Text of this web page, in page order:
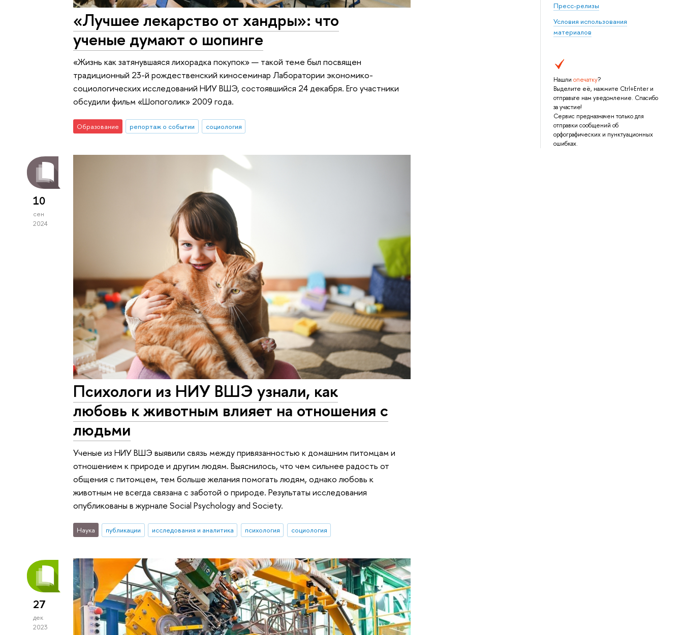
Пресс-релизы
Условия использования
материалов
Нашли опечатку?
Выделите её, нажмите Ctrl+Enter и
отправьте нам уведомление. Спасибо
за участие!
Сервис предназначен только для
отправки сообщений об
орфографических и пунктуационных
ошибках.
«Лучшее лекарство от хандры»: что
ученые думают о шопинге
«Жизнь как затянувшаяся лихорадка покупок» — такой теме был посвящен
традиционный 23-й рождественский киносеминар Лаборатории экономико-
социологических исследований НИУ ВШЭ, состоявшийся 24 декабря. Его участники
обсудили фильм «Шопоголик» 2009 года.
Образование репортаж о событии социология
10
сен
2024
Психологи из НИУ ВШЭ узнали, как
любовь к животным влияет на отношения с
людьми
Ученые из НИУ ВШЭ выявили связь между привязанностью к домашним питомцам и
отношением к природе и другим людям. Выяснилось, что чем сильнее радость от
общения с питомцем, тем больше желания помогать людям, однако любовь к
животным не всегда связана с заботой о природе. Результаты исследования
опубликованы в журнале Social Psychology and Society.
Наука публикации исследования и аналитика психология социология
27
дек
2023